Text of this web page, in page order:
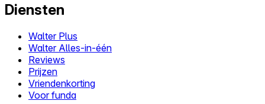
Diensten
Walter Plus
Walter Alles-in-één
Reviews
Prijzen
Vriendenkorting
Voor funda